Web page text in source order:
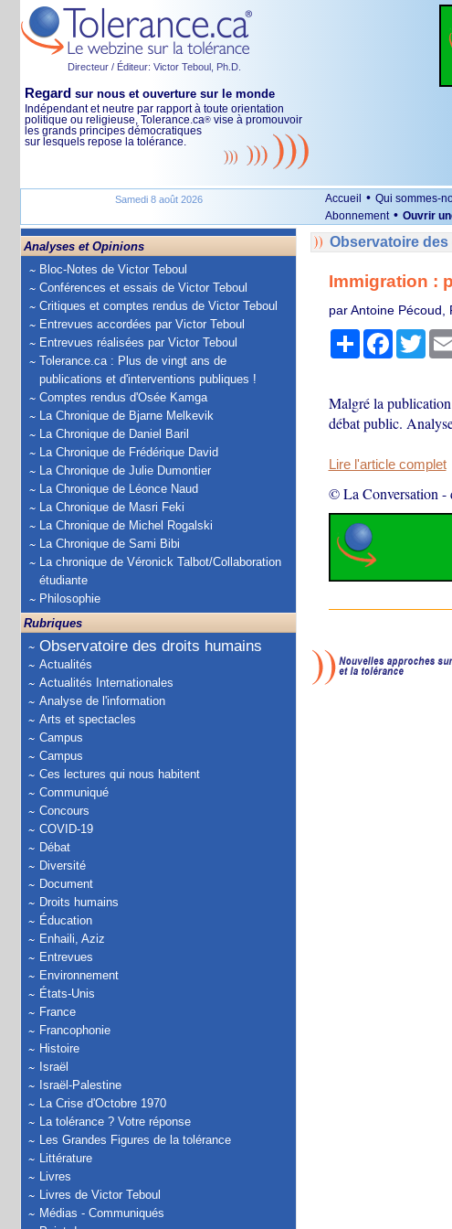
Directeur / Éditeur: Victor Teboul, Ph.D.
Regard sur nous et ouverture sur le monde
Indépendant et neutre par rapport à toute orientation
politique ou religieuse, Tolerance.ca® vise à promouvoir
les grands principes démocratiques
sur lesquels repose la tolérance.
Samedi 8 août 2026 Accueil • Qui sommes-
Abonnement • Ouvrir
Analyses et Opinions
Bloc-Notes de Victor Teboul
Conférences et essais de Victor Teboul
Critiques et comptes rendus de Victor Teboul
Entrevues accordées par Victor Teboul
Entrevues réalisées par Victor Teboul
Tolerance.ca : Plus de vingt ans de
publications et d'interventions publiques !
Comptes rendus d'Osée Kamga
La Chronique de Bjarne Melkevik
La Chronique de Daniel Baril
La Chronique de Frédérique David
La Chronique de Julie Dumontier
La Chronique de Léonce Naud
La Chronique de Masri Feki
La Chronique de Michel Rogalski
La Chronique de Sami Bibi
La chronique de Véronick Talbot/Collaboration
étudiante
Philosophie
Rubriques
Observatoire des droits humains
Actualités
Actualités Internationales
Analyse de l'information
Arts et spectacles
Campus
Campus
Ces lectures qui nous habitent
Communiqué
Concours
COVID-19
Débat
Diversité
Document
Droits humains
Éducation
Enhaili, Aziz
Entrevues
Environnement
États-Unis
France
Francophonie
Histoire
Israël
Israël-Palestine
La Crise d'Octobre 1970
La tolérance ? Votre réponse
Les Grandes Figures de la tolérance
Littérature
Livres
Livres de Victor Teboul
Médias - Communiqués
Observatoire
Immigration :
par Antoine Pécoud,
PartagerFacebook
Malgré la
débat public.
Lire l'article complet
© La Conversation -